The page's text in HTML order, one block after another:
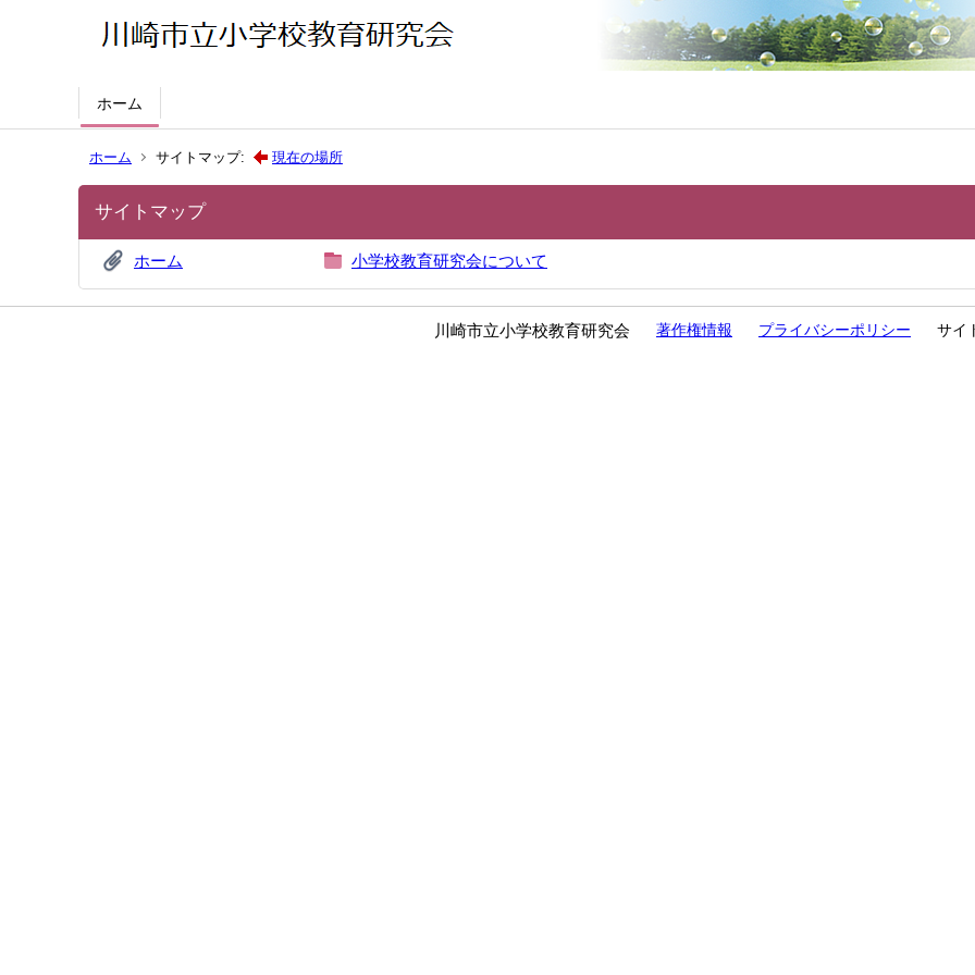
ホーム
ホーム サイトマップ: 現在の場所
サイトマップ
ホーム 小学校教育研究会について
川崎市立小学校教育研究会 著作権情報 プライバシーポリシー サイ